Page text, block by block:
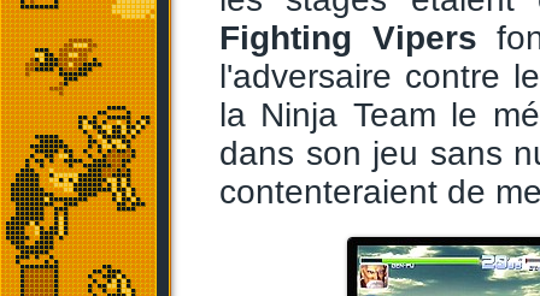
Fighting Vipers
l'adversaire contre
la Ninja Team le
dans son jeu sans
contenteraient de